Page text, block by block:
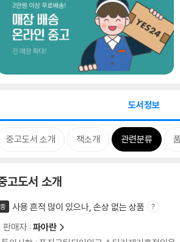
도서정보
중고도서 소개 책소개 관련분류
고도서 소개
중
사용 흔적 많이 있으나, 손상 없는 상품
판매자 : 파아란